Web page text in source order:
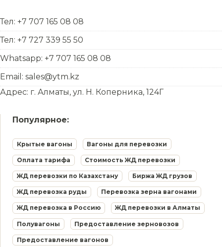
Тел: +7 707 165 08 08
Тел: +7 727 339 55 50
Whatsapp: +7 707 165 08 08
Email: sales@ytm.kz
Адрес: г. Алматы, ул. Н. Коперника, 124Г
Популярное:
Крытые вагоны Вагоны для перевозки
Оплата тарифа Стоимость ЖД перевозки
ЖД перевозки по Казахстану Биржа ЖД грузов
ЖД перевозка руды Перевозка зерна вагонами
ЖД перевозка в Россию ЖД перевозки в Алматы
Полувагоны Предоставление зерновозов
Предоставление вагонов